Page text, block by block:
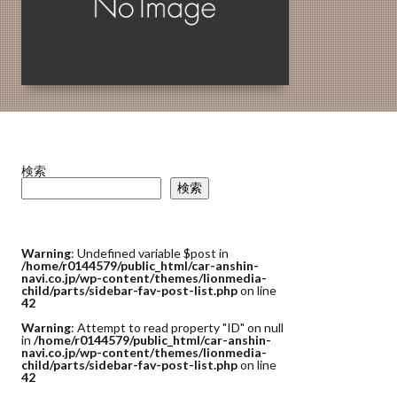
検索
検索
Warning: Undefined variable $post in
/home/r0144579/public_html/car-anshin-
navi.co.jp/wp-content/themes/lionmedia-
child/parts/sidebar-fav-post-list.phpon line
42
Warning: Attempt to read property "ID" on null
in /home/r0144579/public_html/car-anshin-
navi.co.jp/wp-content/themes/lionmedia-
child/parts/sidebar-fav-post-list.phpon line
42